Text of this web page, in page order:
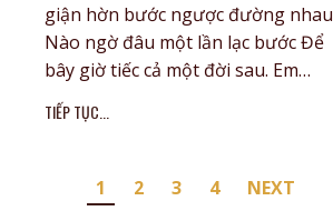
giận hờn bước ngược đường nhau
Nào ngờ đâu một lần lạc bước Để
bây giờ tiếc cả một đời sau. Em…
TIẾP TỤC...
Posts
1 2 3 4 NEXT